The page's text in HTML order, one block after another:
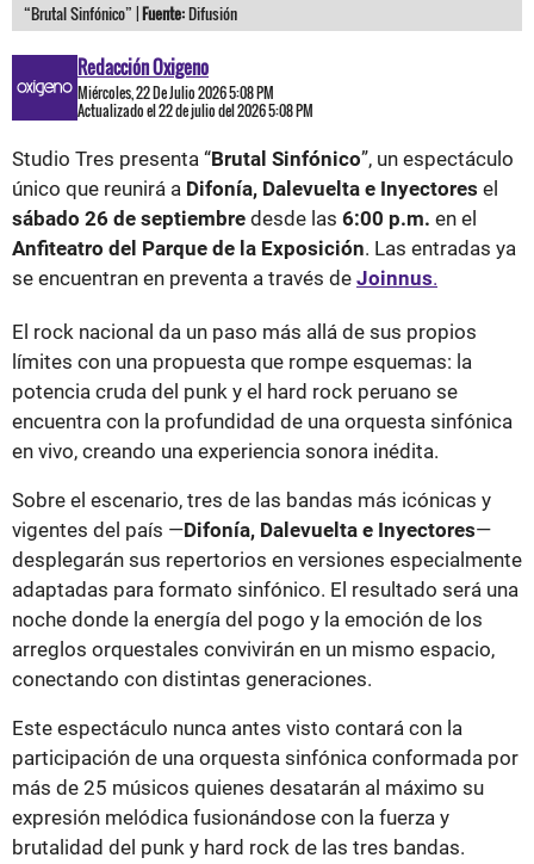
“Brutal Sinfónico” |Fuente:Difusión
Redacción Oxigeno
Miércoles, 22 De Julio 2026 5:08 PM
Actualizado el 22 de julio del 2026 5:08 PM
Studio Tres presenta “Brutal Sinfónico”, un espectáculo
único que reunirá a Difonía, Dalevuelta e Inyectores el
sábado 26 de septiembre desde las 6:00 p.m. en el
Anfiteatro del Parque de la Exposición. Las entradas ya
se encuentran en preventa a través de Joinnus.
El rock nacional da un paso más allá de sus propios
límites con una propuesta que rompe esquemas: la
potencia cruda del punk y el hard rock peruano se
encuentra con la profundidad de una orquesta sinfónica
en vivo, creando una experiencia sonora inédita.
Sobre el escenario, tres de las bandas más icónicas y
vigentes del país —Difonía, Dalevuelta e Inyectores—
desplegarán sus repertorios en versiones especialmente
adaptadas para formato sinfónico. El resultado será una
noche donde la energía del pogo y la emoción de los
arreglos orquestales convivirán en un mismo espacio,
conectando con distintas generaciones.
Este espectáculo nunca antes visto contará con la
participación de una orquesta sinfónica conformada por
más de 25 músicos quienes desatarán al máximo su
expresión melódica fusionándose con la fuerza y
brutalidad del punk y hard rock de las tres bandas.